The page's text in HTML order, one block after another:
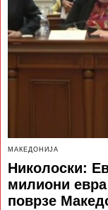
МАКЕДОНИЈА
Николоски:
милиони евра
поврзе